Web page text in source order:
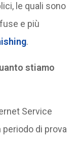
le quali sono
e più
.
stiamo
Service
di prova